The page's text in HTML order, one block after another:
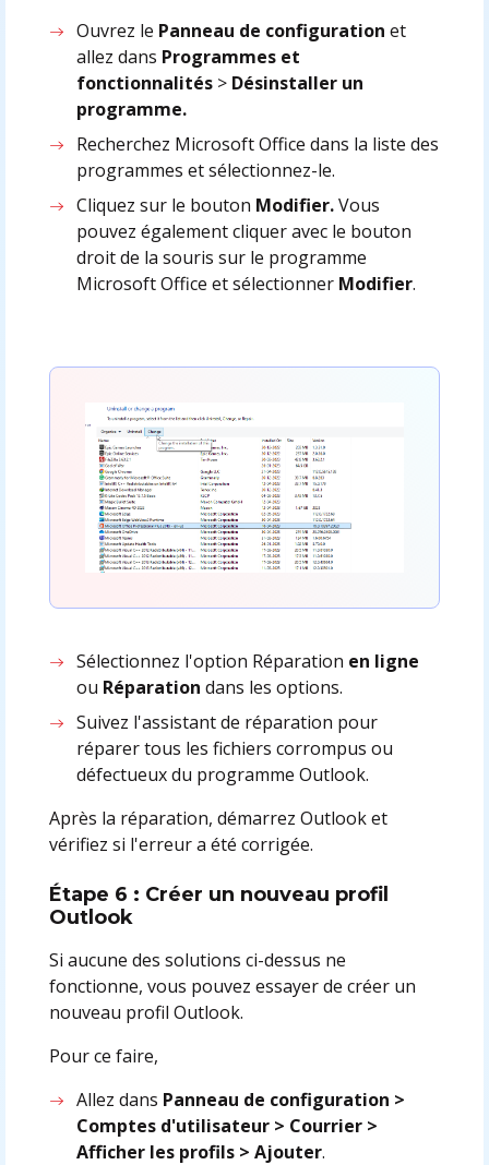
Ouvrez le Panneau de configurationet
allez dans Programmes et
fonctionnalités > Désinstaller un
programme.
Recherchez Microsoft Office dans la liste des
programmes et sélectionnez-le.
Cliquez sur le bouton Modifier.Vous
pouvez également cliquer avec le bouton
droit de la souris sur le programme
Microsoft Office et sélectionner Modifier.
Sélectionnez l'option Réparation en ligne
ou Réparationdans les options.
Suivez l'assistant de réparation pour
réparer tous les fichiers corrompus ou
défectueux du programme Outlook.
Après la réparation, démarrez Outlook et
vérifiez si l'erreur a été corrigée.
Étape 6 : Créer un nouveau profil
Outlook
Si aucune des solutions ci-dessus ne
fonctionne, vous pouvez essayer de créer un
nouveau profil Outlook.
Pour ce faire,
Allez dans Panneau de configuration >
Comptes d'utilisateur > Courrier >
Afficher les profils > Ajouter.